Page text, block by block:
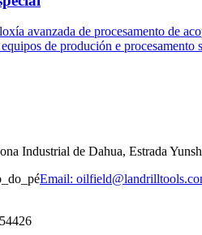
avanzada de procesamento de
de produción e
Industrial de Dahua, Estrada
Email: